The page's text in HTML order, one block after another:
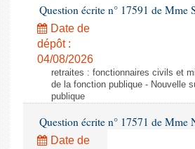
Question écrite n° 17591 de Mme
Date de
dépôt :
04/08/2026
retraites : fonctionnaires civils et
de la fonction publique - Nouvelle
publique
Question écrite n° 17571 de Mme
Date de